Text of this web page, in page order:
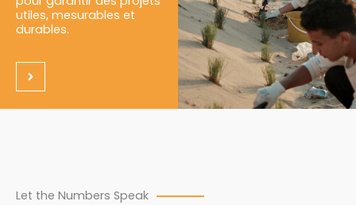
Let the Numbers Speak
utiles, mesurables et
durables.